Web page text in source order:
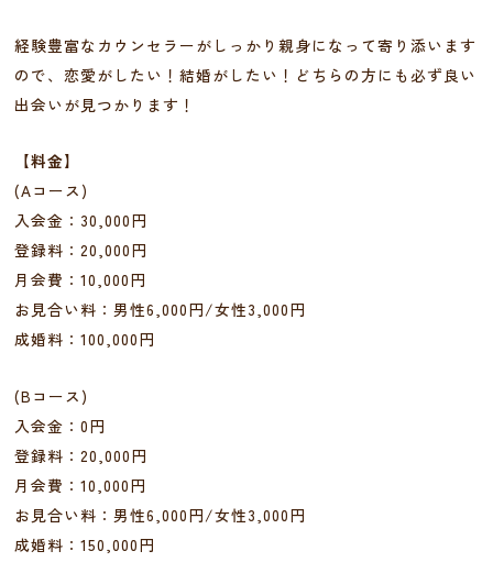
経験豊富なカウンセラーがしっかり親身になって寄り添います
ので、恋愛がしたい！結婚がしたい！どちらの方にも必ず良い
出会いが見つかります！
【料金】
(Aコース)
入会金：30,000円
登録料：20,000円
月会費：10,000円
お見合い料：男性6,000円/女性3,000円
成婚料：100,000円
(Bコース)
入会金：0円
登録料：20,000円
月会費：10,000円
お見合い料：男性6,000円/女性3,000円
成婚料：150,000円